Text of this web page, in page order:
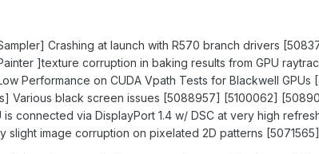
Crashing at launch with R570 branch drivers
]texture corruption in baking results from GPU
Performance on CUDA Vpath Tests for Blackwell GPUs
Various black screen issues [5088957] [5100062]
is connected via DisplayPort 1.4 w/ DSC at very high
slight image corruption on pixelated 2D patterns [5071565]